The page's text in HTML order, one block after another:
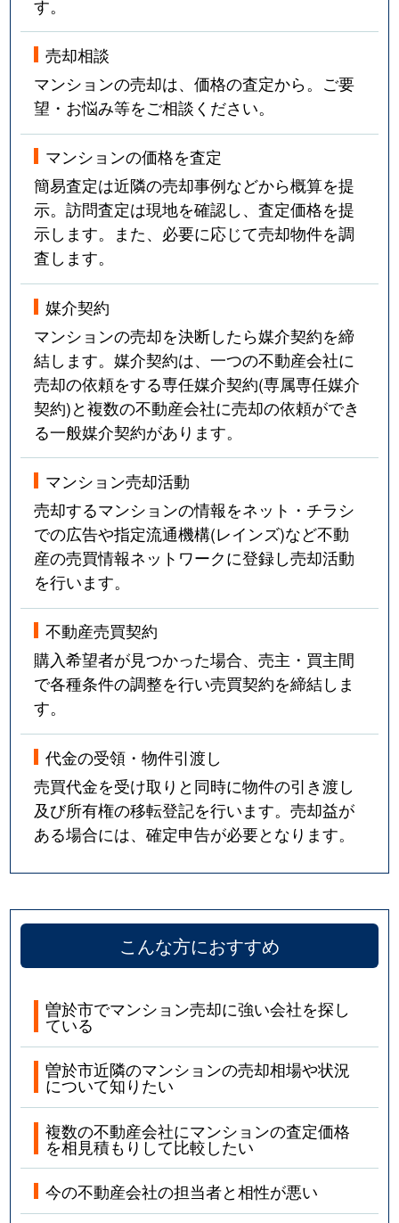
す。
売却相談
マンションの売却は、価格の査定から。ご要
望・お悩み等をご相談ください。
マンションの価格を査定
簡易査定は近隣の売却事例などから概算を提
示。訪問査定は現地を確認し、査定価格を提
示します。また、必要に応じて売却物件を調
査します。
媒介契約
マンションの売却を決断したら媒介契約を締
結します。媒介契約は、一つの不動産会社に
売却の依頼をする専任媒介契約(専属専任媒介
契約)と複数の不動産会社に売却の依頼ができ
る一般媒介契約があります。
マンション売却活動
売却するマンションの情報をネット・チラシ
での広告や指定流通機構(レインズ)など不動
産の売買情報ネットワークに登録し売却活動
を行います。
不動産売買契約
購入希望者が見つかった場合、売主・買主間
で各種条件の調整を行い売買契約を締結しま
す。
代金の受領・物件引渡し
売買代金を受け取りと同時に物件の引き渡し
及び所有権の移転登記を行います。売却益が
ある場合には、確定申告が必要となります。
こんな方におすすめ
曽於市でマンション売却に強い会社を探し
ている
曽於市近隣のマンションの売却相場や状況
について知りたい
複数の不動産会社にマンションの査定価格
を相見積もりして比較したい
今の不動産会社の担当者と相性が悪い